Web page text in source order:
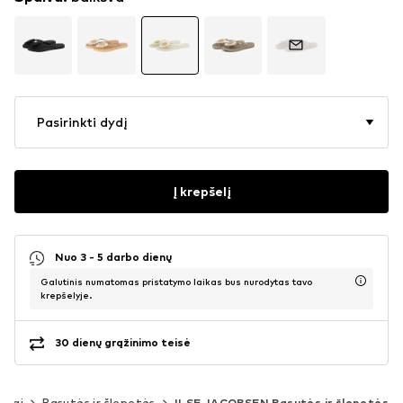
Pasirinkti dydį
Į krepšelį
Nuo 3 - 5 darbo dienų
Galutinis numatomas pristatymo laikas bus nurodytas tavo
krepšelyje.
30 dienų grąžinimo teisė